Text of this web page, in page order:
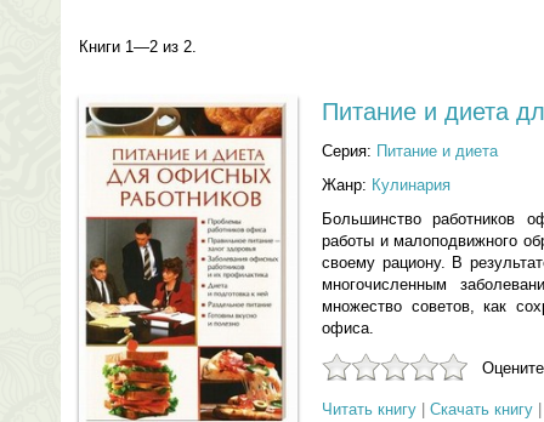
Книги 1—2 из 2.
Питание и диета
Серия: Питание и диета
Жанр: Кулинария
Большинство работников
работы и малоподвижного
своему рациону. В
многочисленным
множество советов, как
офиса.
Читать книгу Скачать книгу